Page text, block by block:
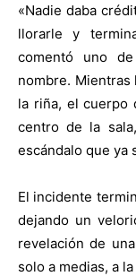
«Nadie daba
llorarle y
comentó uno
nombre.
la riña, el cuerpo
centro de la
escándalo que ya
El incidente
dejando un
revelación de
solo a medias, a